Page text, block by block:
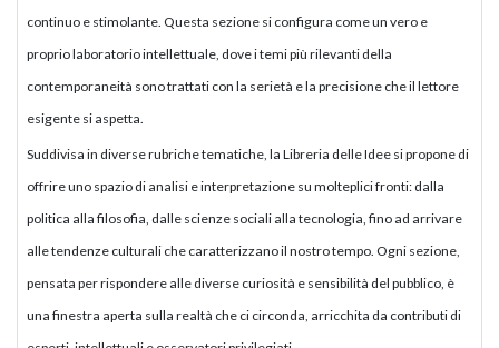
continuo e stimolante. Questa sezione si configura come un vero e
proprio laboratorio intellettuale, dove i temi più rilevanti della
contemporaneità sono trattati con la serietà e la precisione che il lettore
esigente si aspetta.
Suddivisa in diverse rubriche tematiche, la Libreria delle Idee si propone di
offrire uno spazio di analisi e interpretazione su molteplici fronti: dalla
politica alla filosofia, dalle scienze sociali alla tecnologia, fino ad arrivare
alle tendenze culturali che caratterizzano il nostro tempo. Ogni sezione,
pensata per rispondere alle diverse curiosità e sensibilità del pubblico, è
una finestra aperta sulla realtà che ci circonda, arricchita da contributi di